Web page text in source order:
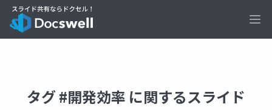
タグ #開発効率 に関するスライド